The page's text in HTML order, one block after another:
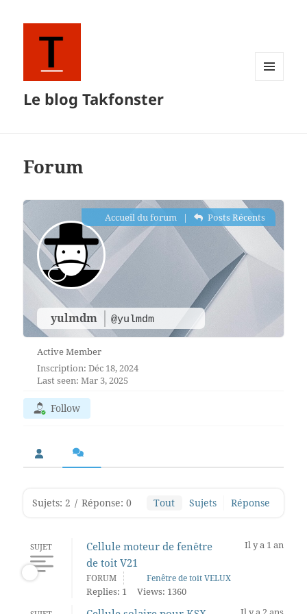
Le blog Takfonster
Forum
yulmdm @yulmdm
Accueil du forum | Posts Récents
Active Member
Inscription: Déc 18, 2024
Last seen: Mar 3, 2025
Follow
Sujets: 2 / Réponse: 0 Tout Sujets Réponse
SUJET
Cellule moteur de fenêtre
de toit V21
Il y a 1 an
FORUM Fenêtre de toit VELUX
Replies: 1 Views: 1360